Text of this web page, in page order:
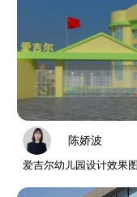
陈娇波
爱吉尔幼儿园设计效果图